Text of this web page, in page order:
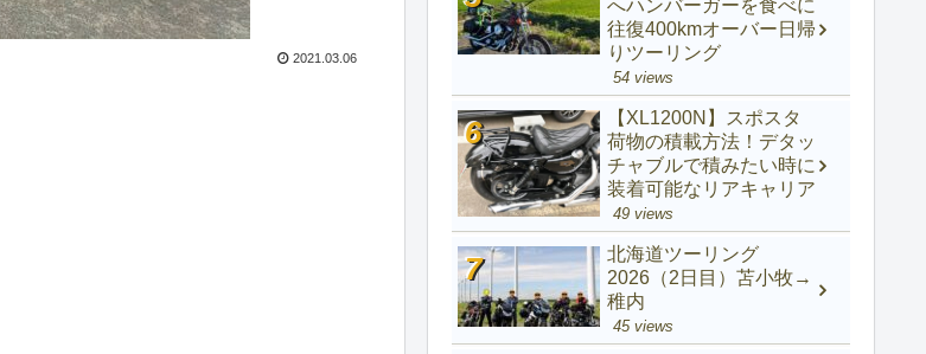
2021.03.06
へハンバーガーを食べに
往復400kmオーバー日帰
りツーリング
54 views
【XL1200N】スポスタ
荷物の積載方法！デタッ
チャブルで積みたい時に
装着可能なリアキャリア
49 views
北海道ツーリング
2026（2日目）苫小牧→
稚内
45 views